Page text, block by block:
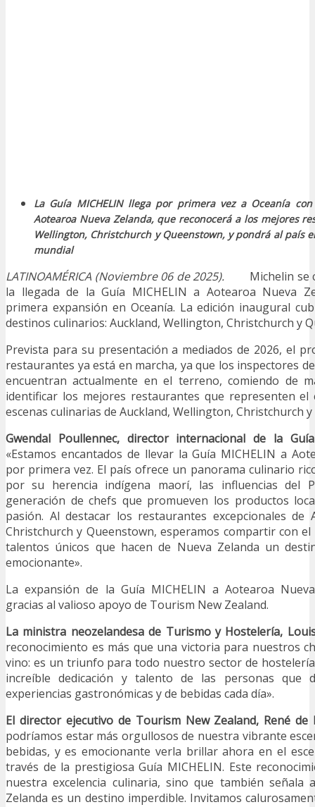
La Guía MICHELIN llega por primera vez a Oceanía
Aotearoa Nueva Zelanda, que reconocerá a los mejores
Wellington, Christchurch y Queenstown, y pondrá al país
mundial
LATINOAMÉRICA (Noviembre 06 de 2025). Michelin se
la llegada de la Guía MICHELIN a Aotearoa Nueva
primera expansión en Oceanía. La edición inaugural
destinos culinarios: Auckland, Wellington, Christchurch y
Prevista para su presentación a mediados de 2026, el
restaurantes ya está en marcha, ya que los inspectores
encuentran actualmente en el terreno, comiendo de
identificar los mejores restaurantes que representen el
escenas culinarias de Auckland, Wellington, Christchurch
Gwendal Poullennec, director internacional de la
«Estamos encantados de llevar la Guía MICHELIN a
por primera vez. El país ofrece un panorama culinario
por su herencia indígena maorí, las influencias del
generación de chefs que promueven los productos
pasión. Al destacar los restaurantes excepcionales de
Christchurch y Queenstown, esperamos compartir con
talentos únicos que hacen de Nueva Zelanda un
emocionante».
La expansión de la Guía MICHELIN a Aotearoa
gracias al valioso apoyo de Tourism New Zealand.
La ministra neozelandesa de Turismo y Hostelería,
reconocimiento es más que una victoria para nuestros
vino: es un triunfo para todo nuestro sector de
increíble dedicación y talento de las personas que
experiencias gastronómicas y de bebidas cada día».
El director ejecutivo de Tourism New Zealand, René
podríamos estar más orgullosos de nuestra vibrante
bebidas, y es emocionante verla brillar ahora en el
través de la prestigiosa Guía MICHELIN. Este
nuestra excelencia culinaria, sino que también señala
Zelanda es un destino imperdible. Invitamos